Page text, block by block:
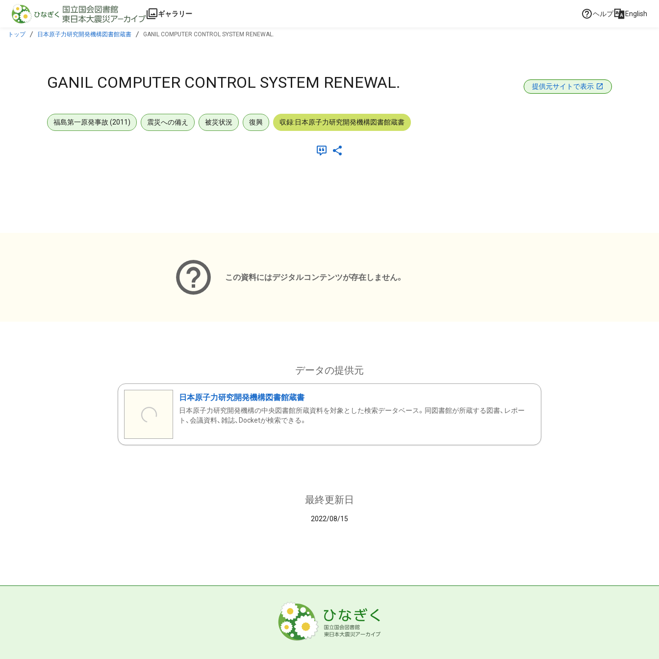
本文に飛ぶ
ギャラリー ヘルプ English
トップ 日本原子力研究開発機構図書館蔵書 GANIL COMPUTER CONTROL SYSTEM RENEWAL.
GANIL COMPUTER CONTROL SYSTEM RENEWAL. 提供元サイトで表示
福島第一原発事故 (2011) 震災への備え 被災状況 復興 収録:日本原子力研究開発機構図書館蔵書
この資料にはデジタルコンテンツが存在しません。
データの提供元
日本原子力研究開発機構図書館蔵書
日本原子力研究開発機構の中央図書館所蔵資料を対象とした検索データベース。同図書館が所蔵する図書、レポー
ト、会議資料、雑誌、Docketが検索できる。
最終更新日
2022/08/15